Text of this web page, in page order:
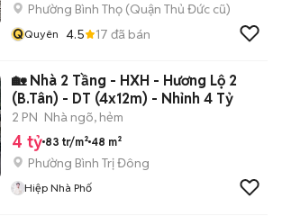
Phường Bình Thọ (Quận Thủ Đức cũ)
QQuyên 4.5 17 đã bán
🏡 Nhà 2 Tầng - HXH - Hương Lộ 2
(B.Tân) - DT (4x12m) - Nhỉnh 4 Tỷ
2 PN Nhà ngõ, hẻm
4 tỷ 83 tr/m² 48 m²
Phường Bình Trị Đông
Hiệp Nhà Phố